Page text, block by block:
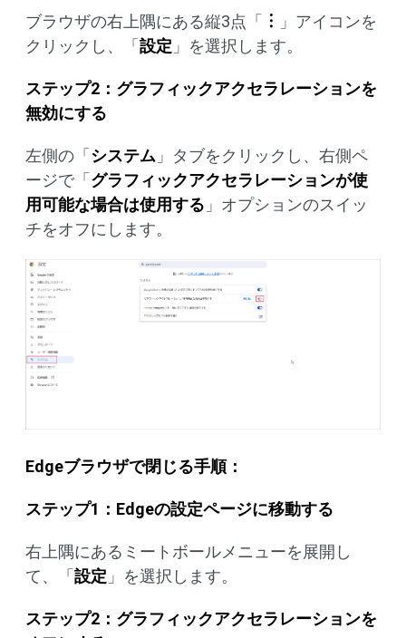
ブラウザの右上隅にある縦3点「 ︙
」アイコンを
クリックし、「 設定 」を選択します。
ステップ2：グラフィックアクセラレーションを
無効にする
左側の「 システム 」タブをクリックし、右側ペ
ージで「 グラフィックアクセラレーションが使
用可能な場合は使用する 」オプションのスイッ
チをオフにします。
Edgeブラウザで閉じる手順：
ステップ1：Edgeの設定ページに移動する
右上隅にあるミートボールメニューを展開し
て、「設定 」を選択します。
ステップ2：グラフィックアクセラレーションを